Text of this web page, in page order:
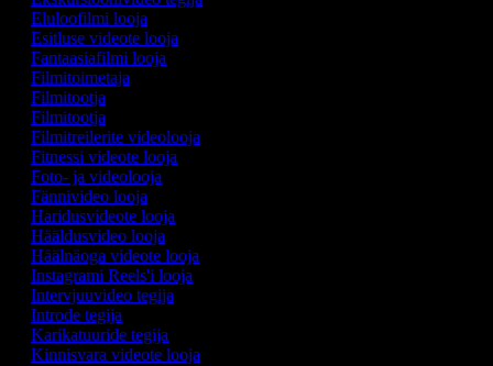
Eluloofilmi looja
Esitluse videote looja
Fantaasiafilmi looja
Filmitoimetaja
Filmitootja
Filmitootja
Filmitreilerite videolooja
Fitnessi videote looja
Foto- ja videolooja
Fännivideo looja
Haridusvideote looja
Hääldusvideo looja
Häälnäoga videote looja
Instagrami Reels'i looja
Intervjuuvideo tegija
Introde tegija
Karikatuuride tegija
Kinnisvara videote looja